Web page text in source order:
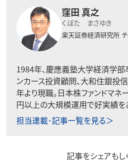
窪田 真之
くぼた まさゆき
楽天証券経済研究所
1984年、慶應義塾大学経済学部
ンカース投資顧問、大和住銀投
年より現職。日本株ファンドマネ
円以上の大規模運用で好実績を
担当連載･記事一覧を見る＞
記事をシェアもし